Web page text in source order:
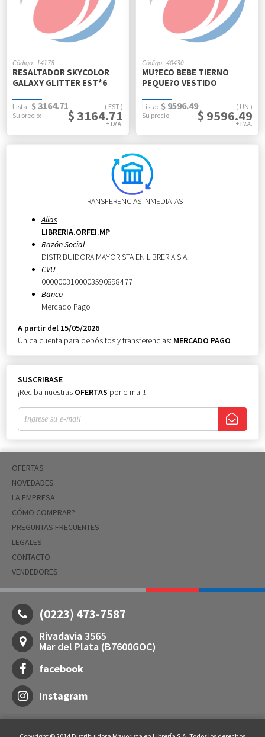
14178
RESALTADOR SKYCOLOR
GALAXY GLITTER EST*6
EST
$ 3164.71
$ 3164.71
40430
MU?ECO BEBE TIERNO
PEQUE?O VESTIDO
UN
$ 9596.49
$ 9596.49
TRANSFERENCIAS INMEDIATAS
Alias
LIBRERIA.ORFEI.MP
Razón Social
DISTRIBUIDORA MAYORISTA EN LIBRERIA S.A.
CVU
0000003100003590898477
Banco
Mercado Pago
A partir del 15/05/2026
Única cuenta para depósitos y transferencias: MERCADO PAGO
SUSCRIBASE
¡Reciba nuestras OFERTAS por e-mail!
OFERTAS
NOVEDADES
LA EMPRESA
CÓMO COMPRAR?
PREGUNTAS FRECUENTES
LEGALES
CONTACTO
VENDEDORES
(0223) 473-7587
Rivadavia 3565
Mar del Plata (B7600GOC)
facebook
instagram